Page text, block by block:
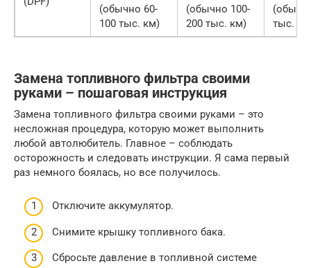
(обычно 60-
100 тыс. км)
(обычно 100-
200 тыс. км)
тыс.
Замена топливного фильтра своими
руками – пошаговая инструкция
Замена топливного фильтра своими руками – это
несложная процедура, которую может выполнить
любой автолюбитель. Главное – соблюдать
осторожность и следовать инструкции. Я сама первый
раз немного боялась, но все получилось.
Отключите аккумулятор.
Снимите крышку топливного бака.
Сбросьте давление в топливной системе